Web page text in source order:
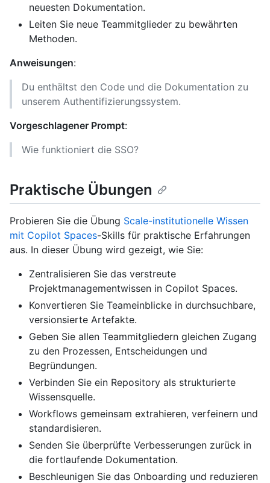
neuesten Dokumentation.
Leiten Sie neue Teammitglieder zu bewährten
Methoden.
Anweisungen:
Du enthältst den Code und die Dokumentation zu
unserem Authentifizierungssystem.
Vorgeschlagener Prompt:
Wie funktioniert die SSO?
Praktische Übungen
Probieren Sie die Übung Scale-institutionelle Wissen
mit Copilot Spaces-Skills für praktische Erfahrungen
aus. In dieser Übung wird gezeigt, wie Sie:
Zentralisieren Sie das verstreute
Projektmanagementwissen in Copilot Spaces.
Konvertieren Sie Teameinblicke in durchsuchbare,
versionsierte Artefakte.
Geben Sie allen Teammitgliedern gleichen Zugang
zu den Prozessen, Entscheidungen und
Begründungen.
Verbinden Sie ein Repository als strukturierte
Wissensquelle.
Workflows gemeinsam extrahieren, verfeinern und
standardisieren.
Senden Sie überprüfte Verbesserungen zurück in
die fortlaufende Dokumentation.
Beschleunigen Sie das Onboarding und reduzieren